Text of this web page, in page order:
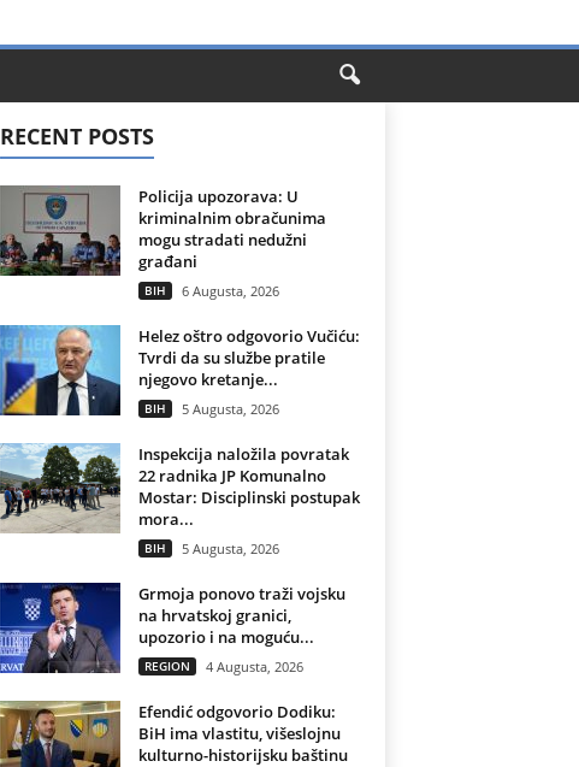
RECENT POSTS
Policija upozorava: U
kriminalnim obračunima
mogu stradati nedužni
građani
BIH 6 Augusta, 2026
Helez oštro odgovorio Vučiću:
Tvrdi da su službe pratile
njegovo kretanje...
BIH 5 Augusta, 2026
Inspekcija naložila povratak
22 radnika JP Komunalno
Mostar: Disciplinski postupak
mora...
BIH 5 Augusta, 2026
Grmoja ponovo traži vojsku
na hrvatskoj granici,
upozorio i na moguću...
REGION 4 Augusta, 2026
Efendić odgovorio Dodiku:
BiH ima vlastitu, višeslojnu
kulturno-historijsku baštinu